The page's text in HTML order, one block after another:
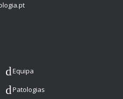
Equipa
Patologias